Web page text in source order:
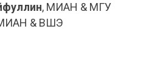
, МИАН & МГУ
& ВШЭ